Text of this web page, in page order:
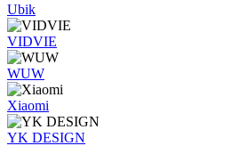
Ubik
VIDVIE
WUW
Xiaomi
YK DESIGN